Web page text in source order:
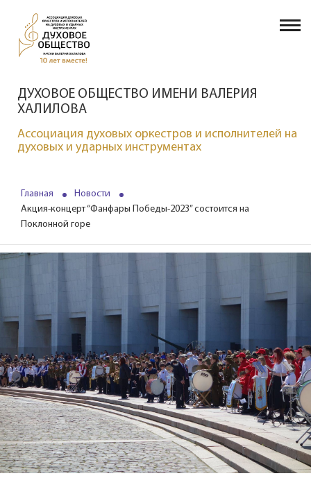
ДУХОВОЕ ОБЩЕСТВО ИМЕНИ ВАЛЕРИЯ
ХАЛИЛОВА
Ассоциация духовых оркестров и исполнителей на
духовых и ударных инструментах
Главная
Новости
Акция-концерт “Фанфары Победы-2023” состоится на
Поклонной горе